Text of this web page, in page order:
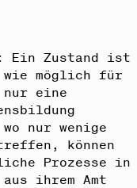
Ein Zustand ist
möglich für
eine
nur wenige
können
Prozesse in
ihrem Amt